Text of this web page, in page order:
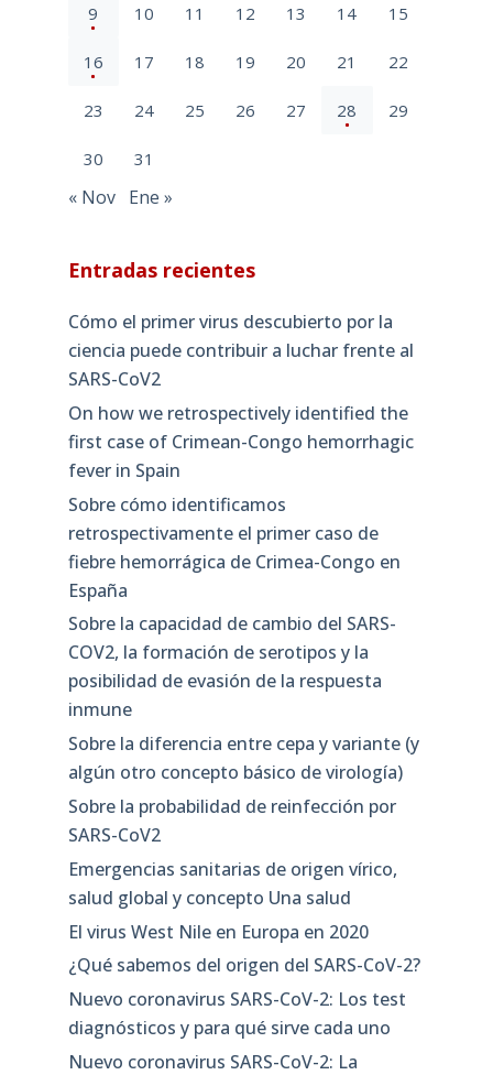
9 10 11 12 13 14 15
16 17 18 19 20 21 22
23 24 25 26 27 28 29
30 31
« Nov Ene »
Entradas recientes
Cómo el primer virus descubierto por la
ciencia puede contribuir a luchar frente al
SARS-CoV2
On how we retrospectively identified the
first case of Crimean-Congo hemorrhagic
fever in Spain
Sobre cómo identificamos
retrospectivamente el primer caso de
fiebre hemorrágica de Crimea-Congo en
España
Sobre la capacidad de cambio del SARS-
COV2, la formación de serotipos y la
posibilidad de evasión de la respuesta
inmune
Sobre la diferencia entre cepa y variante (y
algún otro concepto básico de virología)
Sobre la probabilidad de reinfección por
SARS-CoV2
Emergencias sanitarias de origen vírico,
salud global y concepto Una salud
El virus West Nile en Europa en 2020
¿Qué sabemos del origen del SARS-CoV-2?
Nuevo coronavirus SARS-CoV-2: Los test
diagnósticos y para qué sirve cada uno
Nuevo coronavirus SARS-CoV-2: La